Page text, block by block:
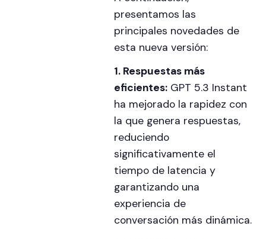
presentamos las
principales novedades de
esta nueva versión:
1. Respuestas más
eficientes: GPT 5.3 Instant
ha mejorado la rapidez con
la que genera respuestas,
reduciendo
significativamente el
tiempo de latencia y
garantizando una
experiencia de
conversación más dinámica.